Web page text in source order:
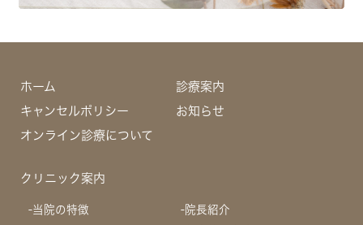
ホーム
診療案内
キャンセルポリシー
お知らせ
オンライン診療について
クリニック案内
当院の特徴
院長紹介